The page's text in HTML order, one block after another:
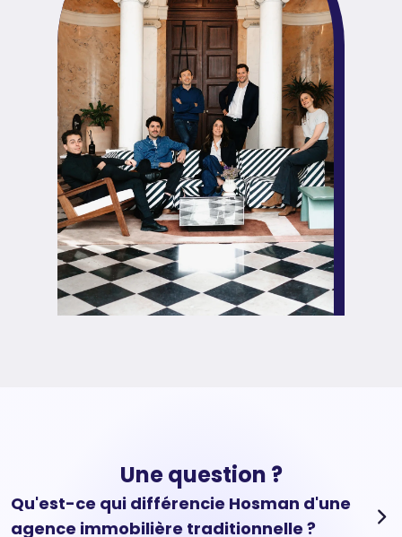
Une question ?
Qu'est-ce qui différencie Hosman d'une
agence immobilière traditionnelle ?